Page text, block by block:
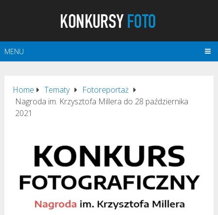
MENU
Home Tematy
Fotoreportaż
Nagroda im. Krzysztofa Millera do 28 października
2021